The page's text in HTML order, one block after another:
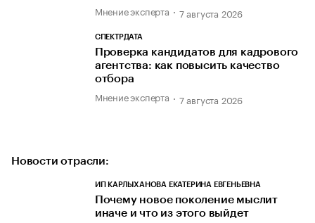
Мнение эксперта 7 августа 2026
СПЕКТРДАТА
Проверка кандидатов для кадрового
агентства: как повысить качество
отбора
Мнение эксперта 7 августа 2026
Новости отрасли:
ИП КАРЛЫХАНОВА ЕКАТЕРИНА ЕВГЕНЬЕВНА
Почему новое поколение мыслит
иначе и что из этого выйдет